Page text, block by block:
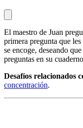
El maestro de Juan
primera pregunta que
se encoge, deseando
preguntas en su
Desafíos relacionados
concentración.